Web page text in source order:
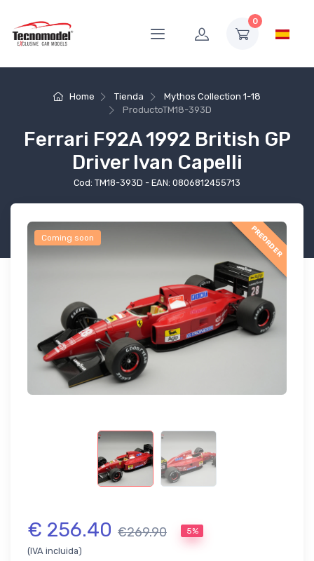
0
Home Tienda
Mythos Collection 1-18
ProductoTM18-393D
Ferrari F92A 1992 British GP
Driver Ivan Capelli
Cod: TM18-393D - EAN: 0806812455713
Coming soon PREORDER
€ 256.40 €269.90 5%
(IVA incluida)